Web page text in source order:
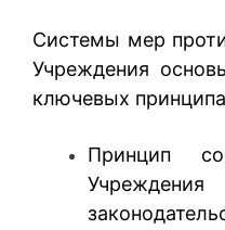
Системы мер
Учреждения
ключевых
Принцип